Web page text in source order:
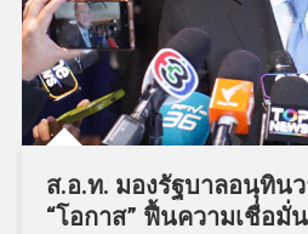
ส.อ.ท. มองรัฐบาลอนุทิน
“โอกาส” ฟื้นความเชื่อมั่